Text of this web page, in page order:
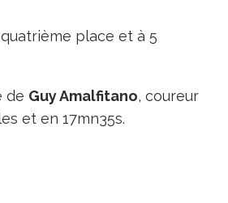
place et à 5
de Guy Amalfitano, coureur
et en 17mn35s.